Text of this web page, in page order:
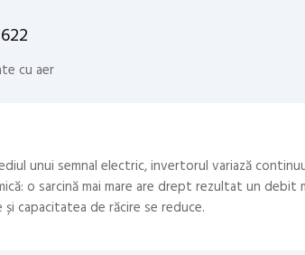
cu aer
unui semnal electric, invertorul variază
o sarcină mai mare are drept rezultat un debit
capacitatea de răcire se reduce.